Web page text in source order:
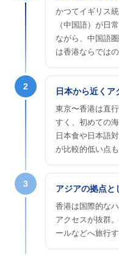
かつてイギリス
（中国語）が日
ながら、中国語
は香港ならではの
2 日本から近くア
東京〜香港は直
すく、初めての
日本食や日本語
が比較的低い点も
3 アジアの拠点と
香港は国際的な
アクセスが抜群
ールなどへ旅行